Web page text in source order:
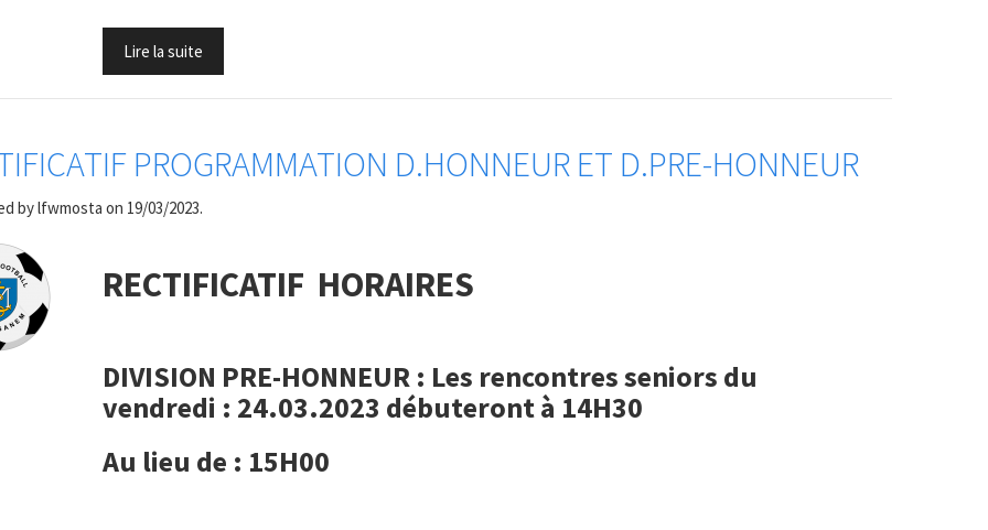
Lire la suite
PROGRAMMATION D.HONNEUR ET D.PRE-HONNEUR
bylfwmosta on 19/03/2023.
RECTIFICATIF HORAIRES
DIVISION PRE-HONNEUR : Les rencontres seniors du
vendredi : 24.03.2023 débuteront à 14H30
Au lieu de : 15H00